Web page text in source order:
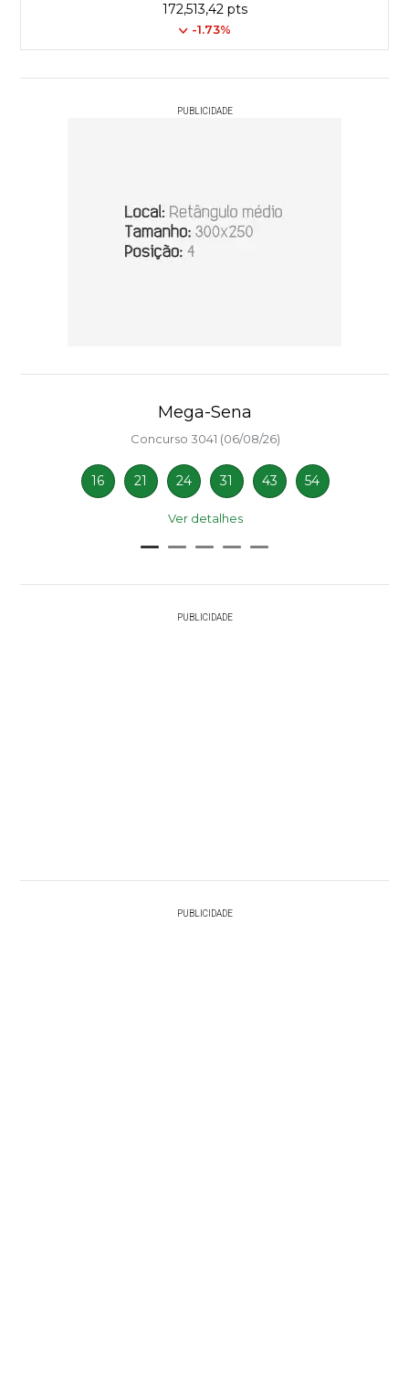
172,513,42 pts
-1.73%
PUBLICIDADE
Mega-Sena
Concurso 3041 (06/08/26)
16 21 24 31 43 54
Ver detalhes
PUBLICIDADE
PUBLICIDADE